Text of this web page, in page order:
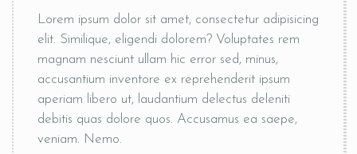
Lorem ipsum dolor sit amet, consectetur adipisicing
elit. Similique, eligendi dolorem? Voluptates rem
magnam nesciunt ullam hic error sed, minus,
accusantium inventore ex reprehenderit ipsum
aperiam libero ut, laudantium delectus deleniti
debitis quas dolore quos. Accusamus ea saepe,
veniam. Nemo.
RESERVE A TABLE